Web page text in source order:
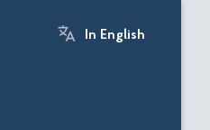
In English